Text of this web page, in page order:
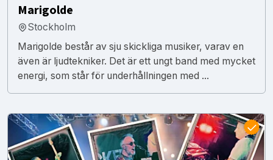
Marigolde
Stockholm
Marigolde består av sju skickliga musiker, varav en
även är ljudtekniker. Det är ett ungt band med mycket
energi, som står för underhållningen med ...